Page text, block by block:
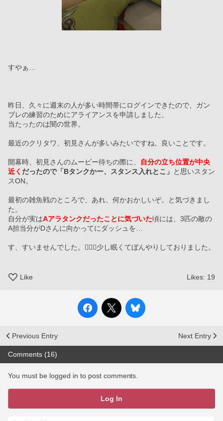
すやぁ…
昨日、久々に週末の人が多い時間帯にログインできたので、ガン
ブレの練習のためにアライアンスを申請しました。
当たったのは闇の世界。
最近のクリタワ、初見さんが多いみたいですね。良いことです。
開幕時、初見さんのムービー待ちの際に、
自分の立ち位置が中央
近く だったので「Bタンクかー、スタンス入れとこ」 と思いスタン
スON。
最初の雑魚戦のところで、あれ、何かおかしいぞ。と気づきまし
た。
自分が実はAアラタンクだったことに気づいた頃には、3匹の敵の
A担当分がDさんに向かってにダッシュを…
す、すいませんでした。🙇🏻‍♀️少し眠くてぼんやりしておりました。
Like Likes: 19
Previous Entry Next Entry
Comments (16)
You must be logged in to post comments.
Log In